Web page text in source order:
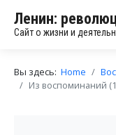
Ленин:
Сайт о жизни и
Вы здесь: Home
Из воспоминаний